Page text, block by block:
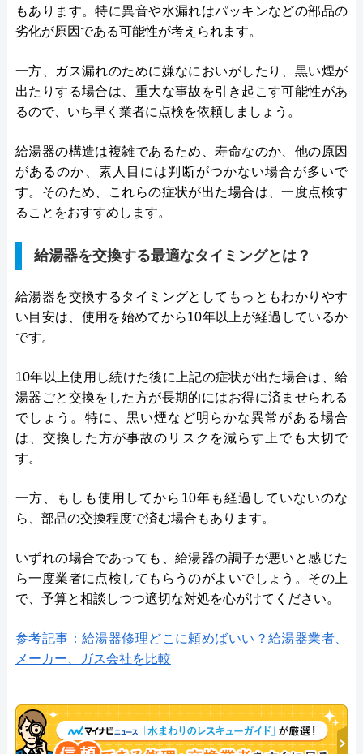
もあります。特に異音や水漏れはパッキンなどの部品の
劣化が原因である可能性が考えられます。
一方、ガス漏れのために嫌なにおいがしたり、黒い煙が
出たりする場合は、重大な事故を引き起こす可能性があ
るので、いち早く業者に点検を依頼しましょう。
給湯器の構造は複雑であるため、寿命なのか、他の原因
があるのか、素人目には判断がつかない場合が多いで
す。そのため、これらの症状が出た場合は、一度点検す
ることをおすすめします。
給湯器を交換する最適なタイミングとは？
給湯器を交換するタイミングとしてもっともわかりやす
い目安は、使用を始めてから10年以上が経過しているか
です。
10年以上使用し続けた後に上記の症状が出た場合は、給
湯器ごと交換をした方が長期的にはお得に済ませられる
でしょう。特に、黒い煙など明らかな異常がある場合
は、交換した方が事故のリスクを減らす上でも大切で
す。
一方、もしも使用してから10年も経過していないのな
ら、部品の交換程度で済む場合もあります。
いずれの場合であっても、給湯器の調子が悪いと感じた
ら一度業者に点検してもらうのがよいでしょう。その上
で、予算と相談しつつ適切な対処を心がけてください。
参考記事：給湯器修理どこに頼めばいい？給湯器業者、
メーカー、ガス会社を比較